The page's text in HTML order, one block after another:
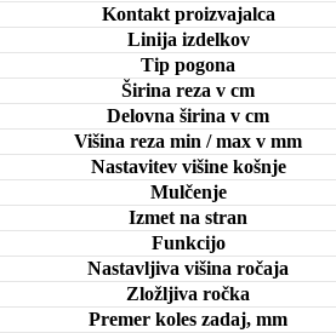
Kontakt proizvajalca
Linija izdelkov
Tip pogona
Širina reza v cm
Delovna širina v cm
Višina reza min / max v mm
Nastavitev višine košnje
Mulčenje
Izmet na stran
Funkcijo
Nastavljiva višina ročaja
Zložljiva ročka
Premer koles zadaj, mm